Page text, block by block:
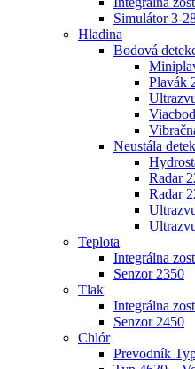
Simulátor 3-
Hladina
Bodová
Plavák
Neustála
Radar
Radar
Teplota
Integrálna
Senzor 2350
Tlak
Integrálna
Senzor 2450
Chlór
Prevodník